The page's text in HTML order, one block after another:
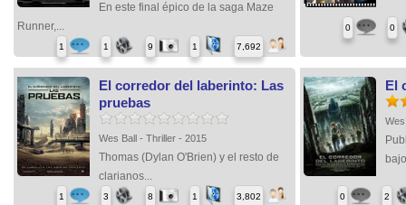
En este final épico de la saga Maze
Runner,...
1 1 9 1 7,692
0 0
El corredor del laberinto: Las
pruebas
Wes Ball - Thriller - 2015
Thomas (Dylan O'Brien) y el resto de
clarianos...
1 3 8 1 3,802
El
0 2